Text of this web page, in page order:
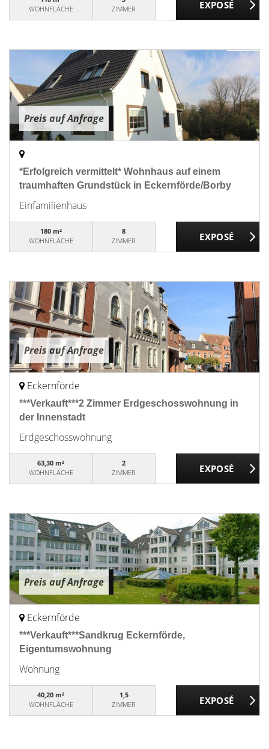
WOHNFLÄCHE
ZIMMER
Preis auf Anfrage
*Erfolgreich vermittelt* Wohnhaus auf einem
traumhaften Grundstück in Eckernförde/Borby
Einfamilienhaus
180 m²
WOHNFLÄCHE
8
ZIMMER
Preis auf Anfrage
Eckernförde
***Verkauft***2 Zimmer Erdgeschosswohnung in
der Innenstadt
Erdgeschosswohnung
63,30 m²
WOHNFLÄCHE
2
ZIMMER
Preis auf Anfrage
Eckernförde
***Verkauft***Sandkrug Eckernförde,
Eigentumswohnung
Wohnung
40,20 m²
WOHNFLÄCHE
1,5
ZIMMER